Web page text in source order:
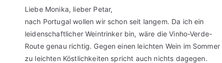
Liebe Monika, lieber Petar,
nach Portugal wollen wir schon seit langem. Da ich ein
leidenschaftlicher Weintrinker bin, wäre die Vinho-Verde-
Route genau richtig. Gegen einen leichten Wein im Sommer
zu leichten Köstlichkeiten spricht auch nichts dagegen.